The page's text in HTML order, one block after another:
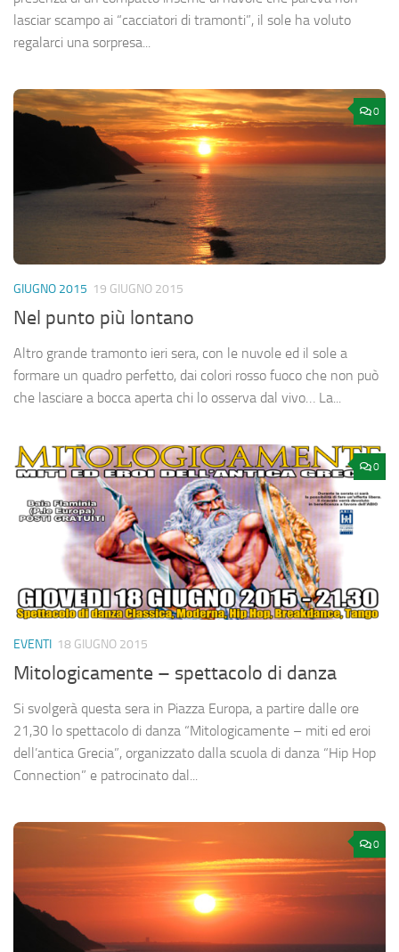
lasciar scampo ai “cacciatori di tramonti”, il sole ha voluto
regalarci una sorpresa...
0
GIUGNO 2015 19 GIUGNO 2015
Nel punto più lontano
Altro grande tramonto ieri sera, con le nuvole ed il sole a
formare un quadro perfetto, dai colori rosso fuoco che non può
che lasciare a bocca aperta chi lo osserva dal vivo… La...
0
EVENTI 18 GIUGNO 2015
Mitologicamente – spettacolo di danza
Si svolgerà questa sera in Piazza Europa, a partire dalle ore
21,30 lo spettacolo di danza “Mitologicamente – miti ed eroi
dell’antica Grecia”, organizzato dalla scuola di danza “Hip Hop
Connection” e patrocinato dal...
0